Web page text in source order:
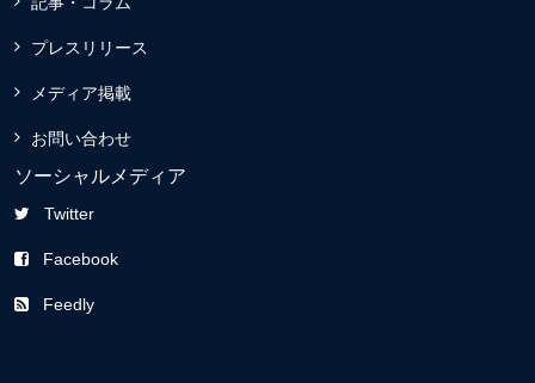
プレスリリース
メディア掲載
お問い合わせ
ソーシャルメディア
Twitter
Facebook
Feedly